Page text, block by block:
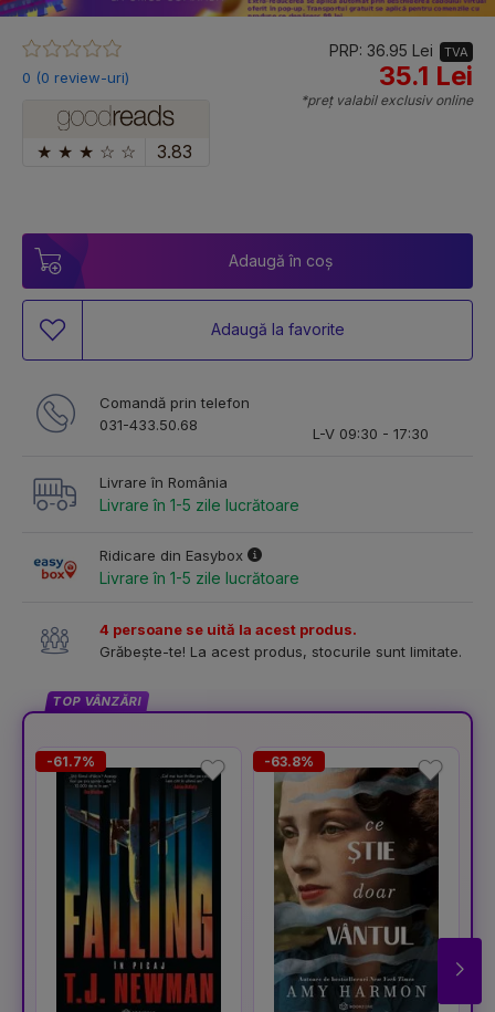
0 (0 review-uri)
★ ★ ★ ☆ ☆ 3.83
PRP: 36.95 Lei TVA
35.1 Lei
*preț valabil exclusiv online
Adaugă în coș
Adaugă la favorite
Comandă prin telefon
031-433.50.68
L-V 09:30 - 17:30
Livrare în România
Livrare în 1-5 zile lucrătoare
Ridicare din Easybox
Livrare în 1-5 zile lucrătoare
4 persoane se uită la acest produs.
Grăbește-te! La acest produs, stocurile sunt limitate.
TOP VÂNZĂRI
-61.7% -63.8%